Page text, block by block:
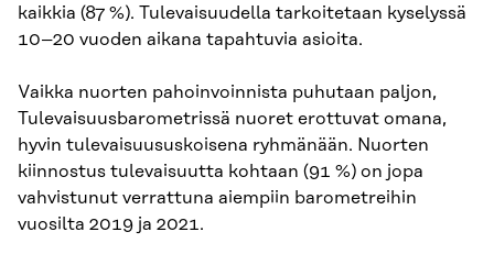
kaikkia (87 %). Tulevaisuudella tarkoitetaan kyselyssä
10–20 vuoden aikana tapahtuvia asioita.
Vaikka nuorten pahoinvoinnista puhutaan paljon,
Tulevaisuusbarometrissä nuoret erottuvat omana,
hyvin tulevaisuususkoisena ryhmänään. Nuorten
kiinnostus tulevaisuutta kohtaan (91 %) on jopa
vahvistunut verrattuna aiempiin barometreihin
vuosilta 2019 ja 2021.